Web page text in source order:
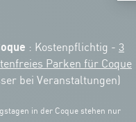
: Kostenpflichtig - 3
Parken für Coque
bei Veranstaltungen)
in der Coque stehen nur